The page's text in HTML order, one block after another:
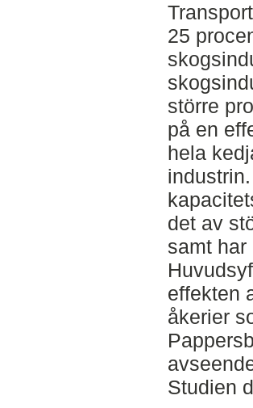
25
större
på en
hela
det av
samt
effekten
åkerier
Studien